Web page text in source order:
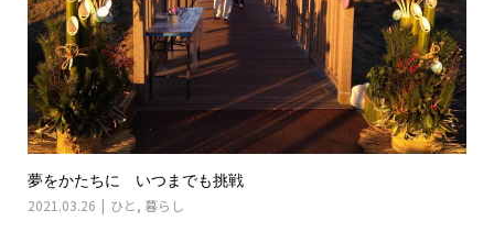
夢をかたちに いつまでも挑戦
2021.03.26 ひと , 暮らし